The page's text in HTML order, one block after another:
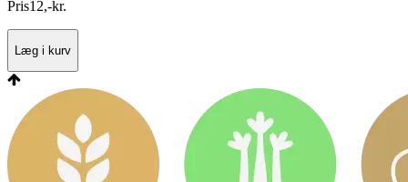
Pris12,-kr.
Læg i kurv